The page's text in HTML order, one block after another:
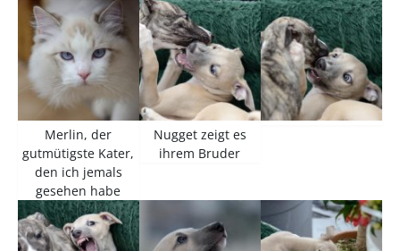
Merlin, der
gutmütigste Kater,
den ich jemals
gesehen habe
Nugget zeigt es
ihrem Bruder